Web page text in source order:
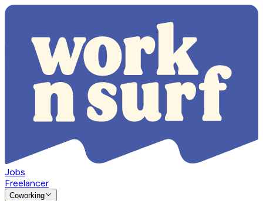
Jobs
Freelancer
Coworking